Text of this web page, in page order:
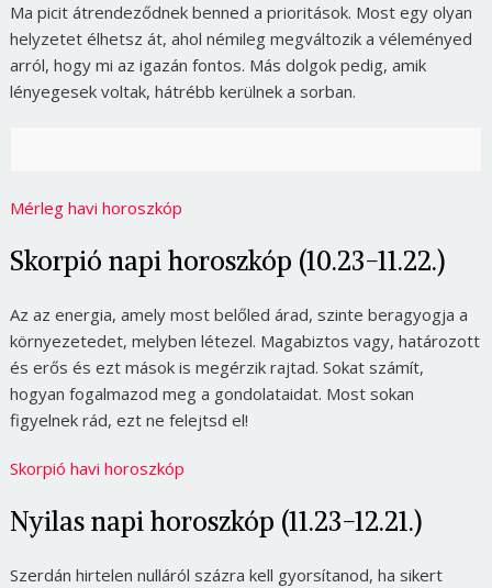
Ma picit átrendeződnek benned a prioritások. Most egy olyan
helyzetet élhetsz át, ahol némileg megváltozik a véleményed
arról, hogy mi az igazán fontos. Más dolgok pedig, amik
lényegesek voltak, hátrébb kerülnek a sorban.
Mérleg havi horoszkóp
Skorpió napi horoszkóp (10.23-11.22.)
Az az energia, amely most belőled árad, szinte beragyogja a
környezetedet, melyben létezel. Magabiztos vagy, határozott
és erős és ezt mások is megérzik rajtad. Sokat számít,
hogyan fogalmazod meg a gondolataidat. Most sokan
figyelnek rád, ezt ne felejtsd el!
Skorpió havi horoszkóp
Nyilas napi horoszkóp (11.23-12.21.)
Szerdán hirtelen nulláról százra kell gyorsítanod, ha sikert